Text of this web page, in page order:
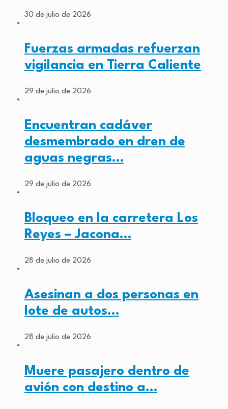
30 de julio de 2026
Fuerzas armadas refuerzan
vigilancia en Tierra Caliente
29 de julio de 2026
Encuentran cadáver
desmembrado en dren de
aguas negras…
29 de julio de 2026
Bloqueo en la carretera Los
Reyes – Jacona…
28 de julio de 2026
Asesinan a dos personas en
lote de autos…
28 de julio de 2026
Muere pasajero dentro de
avión con destino a…